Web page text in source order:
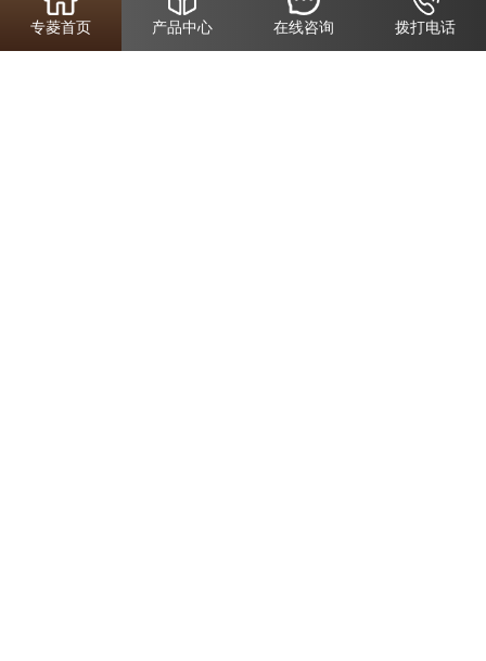
电动巡逻车的品牌有哪些？—电动巡
逻车的优势「专菱」
2023-05-23
专菱首页 产品中心 在线咨询 拨打电话